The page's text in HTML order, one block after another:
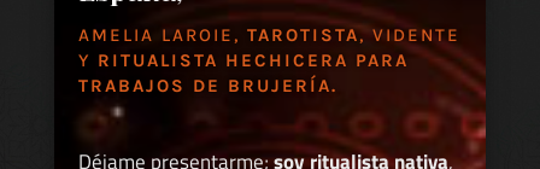
AMELIA LAROIE, TAROTISTA, VIDENTE
Y RITUALISTA HECHICERA PARA
TRABAJOS DE BRUJERÍA.
Déjame presentarme;soy ritualista nativa,